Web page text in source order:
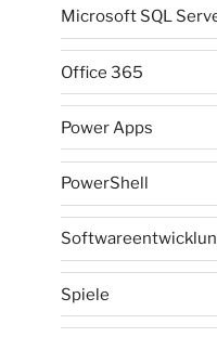
Microsoft SQL
Office 365
Power Apps
PowerShell
Spiele